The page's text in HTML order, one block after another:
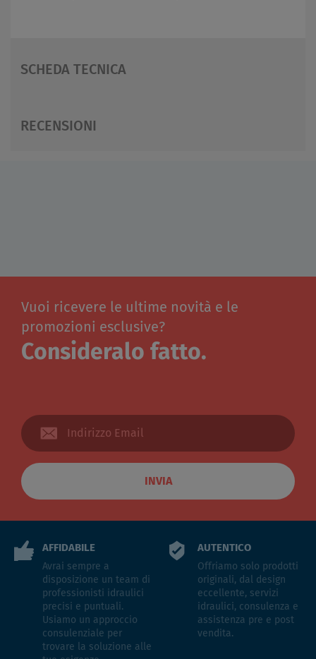
SCHEDA TECNICA
RECENSIONI
Vuoi ricevere le ultime novità e le
promozioni esclusive?
Consideralo fatto.
INVIA
AFFIDABILE
Avrai sempre a
disposizione un team di
professionisti idraulici
precisi e puntuali.
Usiamo un approccio
consulenziale per
trovare la soluzione alle
AUTENTICO
Offriamo solo prodotti
originali, dal design
eccellente, servizi
idraulici, consulenza e
assistenza pre e post
vendita.